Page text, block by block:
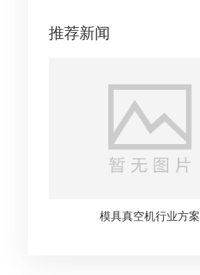
推荐新闻
模具真空机行业方案